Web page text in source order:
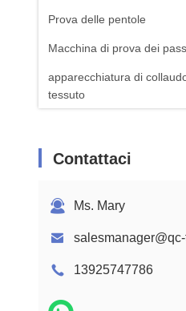
Prova delle pentole
Macchina di prova dei
apparecchiatura di
tessuto
Attrezzatura per il test
Apparecchiature per la
Contattaci
Ms. Mary
13925747786